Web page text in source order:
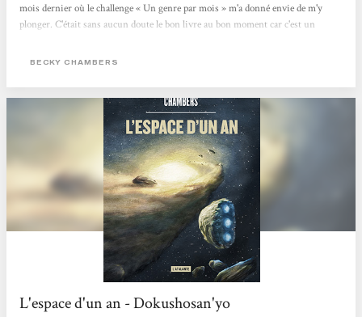
mois dernier où le challenge « Un genre par mois » m'a donné envie de m'y
plonger. C'était sans aucun doute le bon livre au bon moment car c'est un
aimé. Ce roman est un space-opera dans lequel le lecteur suit Rosemary jeune
BECKY CHAMBERS
L'espace d'un an - Dokushosan'yo